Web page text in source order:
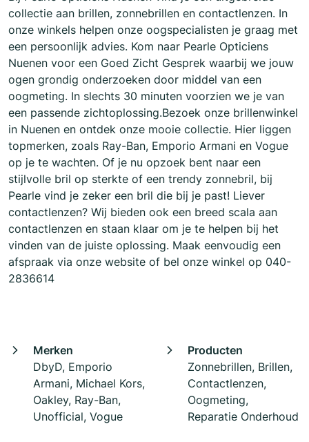
collectie aan brillen, zonnebrillen en contactlenzen. In
onze winkels helpen onze oogspecialisten je graag met
een persoonlijk advies. Kom naar Pearle Opticiens
Nuenen voor een Goed Zicht Gesprek waarbij we jouw
ogen grondig onderzoeken door middel van een
oogmeting. In slechts 30 minuten voorzien we je van
een passende zichtoplossing.Bezoek onze brillenwinkel
in Nuenen en ontdek onze mooie collectie. Hier liggen
topmerken, zoals Ray-Ban, Emporio Armani en Vogue
op je te wachten. Of je nu opzoek bent naar een
stijlvolle bril op sterkte of een trendy zonnebril, bij
Pearle vind je zeker een bril die bij je past! Liever
contactlenzen? Wij bieden ook een breed scala aan
contactlenzen en staan klaar om je te helpen bij het
vinden van de juiste oplossing. Maak eenvoudig een
afspraak via onze website of bel onze winkel op 040-
2836614
Merken
DbyD, Emporio
Armani, Michael Kors,
Oakley, Ray-Ban,
Unofficial, Vogue
Producten
Zonnebrillen, Brillen,
Contactlenzen,
Oogmeting,
Reparatie Onderhoud